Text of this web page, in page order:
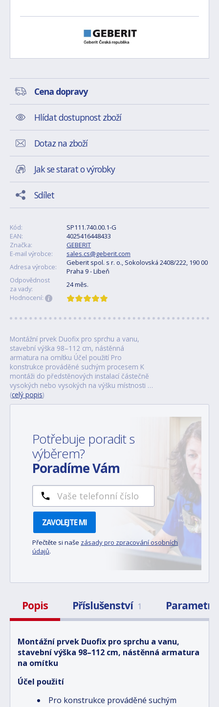
Cena dopravy
Hlídat dostupnost zboží
Dotaz na zboží
Jak se starat o výrobky
Sdílet
Kód:
SP111.740.00.1-G
EAN:
4025416448433
Značka:
GEBERIT
E-mail výrobce:
sales.cs@geberit.com
Adresa výrobce:
Geberit spol. s r. o., Sokolovská 2408/222, 190 00
Praha 9 - Libeň
Odpovědnost
za vady:
24 měs.
Hodnocení:
Montážní prvek Duofix pro sprchu a vanu,
stavební výška 98–112 cm, nástěnná
armatura na omítku Účel použití Pro
konstrukce prováděné suchým procesem K
montáži do předstěnových instalací částečně
vysokých nebo vysokých na výšku místnosti …
(celý popis)
Potřebuje poradit s
výběrem?
Poradíme Vám
ZAVOLEJTE MI
Přečtěte si naše zásady pro zpracování osobních
údajů.
Popis Příslušenství 1 Parametry
Montážní prvek Duofix pro sprchu a vanu,
stavební výška 98–112 cm, nástěnná armatura
na omítku
Účel použití
Pro konstrukce prováděné suchým